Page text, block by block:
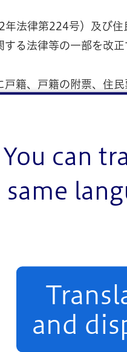
You can
same
and
法律第224号）及び
る法律等の一部を改
籍、戸籍の附票、住
仮名を記載す
民票にも順次、記載さ
、住民の方からの届出
をご覧ください。